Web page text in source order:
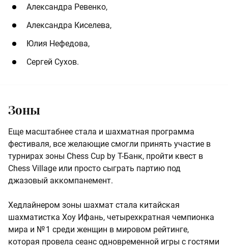
Александра Ревенко,
Александра Киселева,
Юлия Нефедова,
Сергей Сухов.
Зоны
Еще масштабнее стала и шахматная программа
фестиваля, все желающие смогли принять участие в
турнирах зоны Chess Cup by Т-Банк, пройти квест в
Chess Village или просто сыграть партию под
джазовый аккомпанемент.
Хедлайнером зоны шахмат стала китайская
шахматистка Хоу Ифань, четырехкратная чемпионка
мира и № 1 среди женщин в мировом рейтинге,
которая провела сеанс одновременной игры с гостями